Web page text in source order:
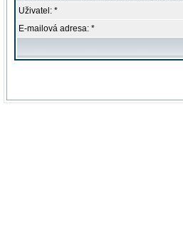
Uživatel: *
E-mailová adresa: *